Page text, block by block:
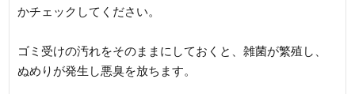
かチェックしてください。
ゴミ受けの汚れをそのままにしておくと、雑菌が繁殖し、
ぬめりが発生し悪臭を放ちます。